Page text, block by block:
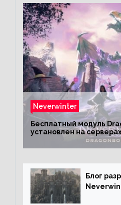
Neverwinter
Бесплатный модуль
установлен на серверах
Блог